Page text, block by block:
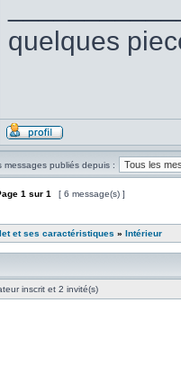
quelques
messages publiés depuis :
1 sur 1 [ 6 message(s) ]
et ses caractéristiques » Intérieur
inscrit et 2 invité(s)